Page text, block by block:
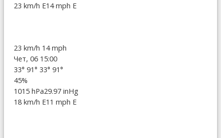
23 km/h E14 mph E
23 km/h 14 mph
Чет, 06 15:00
33° 91° 33° 91°
45%
1015 hPa29.97 inHg
18 km/h E11 mph E